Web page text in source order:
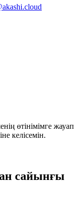
өтінімімге жауап
келісемін.
сайынғы